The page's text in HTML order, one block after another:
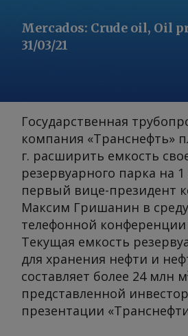
Mercados: Crude oil, Oil
31/03/21
Государственная
компания «Транснефть»
г. расширить емкость
резервуарного парка на
первый вице-президент
Максим Гришанин в
телефонной
Текущая емкость
для хранения нефти и
составляет более 24 млн
представленной
презентации